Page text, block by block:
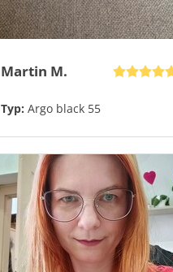
Martin M.
Typ: Argo black 55